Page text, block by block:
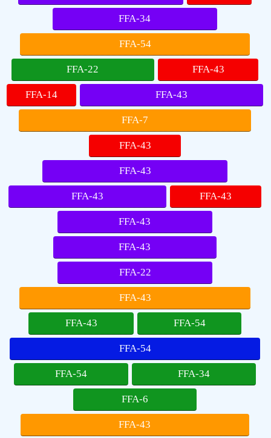
FFA-34
FFA-54
FFA-22 FFA-43
FFA-14 FFA-43
FFA-7
FFA-43
FFA-43
FFA-43 FFA-43
FFA-43
FFA-43
FFA-22
FFA-43
FFA-43 FFA-54
FFA-54
FFA-54 FFA-34
FFA-6
FFA-43